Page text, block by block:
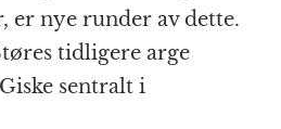
er nye runder av dette.
tidligere arge
sentralt i